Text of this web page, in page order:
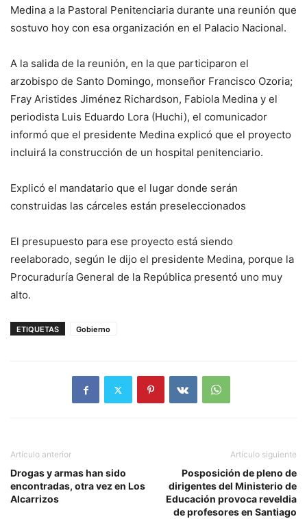
Medina a la Pastoral Penitenciaria durante una reunión que
sostuvo hoy con esa organización en el Palacio Nacional.
A la salida de la reunión, en la que participaron el
arzobispo de Santo Domingo, monseñor Francisco Ozoria;
Fray Aristides Jiménez Richardson, Fabiola Medina y el
periodista Luis Eduardo Lora (Huchi), el comunicador
informó que el presidente Medina explicó que el proyecto
incluirá la construcción de un hospital penitenciario.
Explicó el mandatario que el lugar donde serán
construidas las cárceles están preseleccionados
El presupuesto para ese proyecto está siendo
reelaborado, según le dijo el presidente Medina, porque la
Procuraduría General de la República presentó uno muy
alto.
ETIQUETAS Gobierno
Artículo anterior
Drogas y armas han sido
encontradas, otra vez en Los
Alcarrizos
Artículo siguiente
Posposición de pleno de
dirigentes del Ministerio de
Educación provoca reveldia
de profesores en Santiago